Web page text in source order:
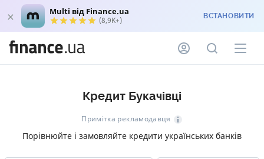
Multi від Finance.ua
(8,9K+) ВСТАНОВИТИ
Кредит Букачівці
Примітка рекламодавця
Порівнюйте і замовляйте кредити українських банків